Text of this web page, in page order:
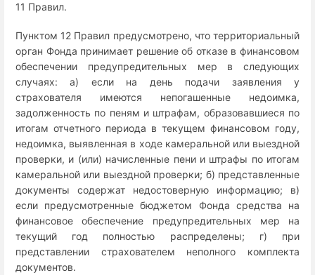
11 Правил.
Пунктом 12 Правил предусмотрено, что территориальный
орган Фонда принимает решение об отказе в финансовом
обеспечении предупредительных мер в следующих
случаях: а) если на день подачи заявления у
страхователя имеются непогашенные недоимка,
задолженность по пеням и штрафам, образовавшиеся по
итогам отчетного периода в текущем финансовом году,
недоимка, выявленная в ходе камеральной или выездной
проверки, и (или) начисленные пени и штрафы по итогам
камеральной или выездной проверки; б) представленные
документы содержат недостоверную информацию; в)
если предусмотренные бюджетом Фонда средства на
финансовое обеспечение предупредительных мер на
текущий год полностью распределены; г) при
представлении страхователем неполного комплекта
документов.